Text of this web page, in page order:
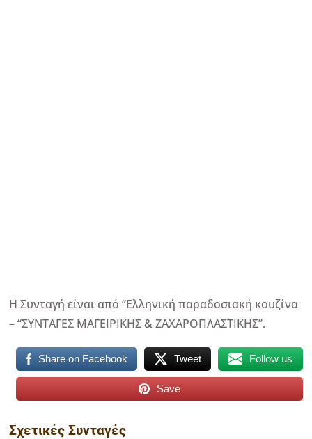
Η Συνταγή είναι από “Ελληνική παραδοσιακή κουζίνα
– “ΣΥΝΤΑΓΕΣ ΜΑΓΕΙΡΙΚΗΣ & ΖΑΧΑΡΟΠΛΑΣΤΙΚΗΣ”.
Share on Facebook Tweet Follow us
Save
Σχετικές Συνταγές